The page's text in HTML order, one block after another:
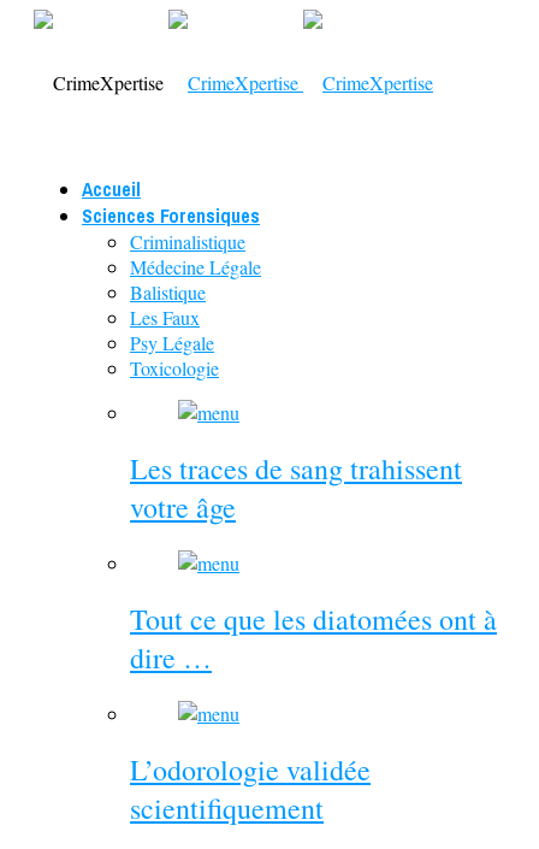
Accueil
Sciences Forensiques
Criminalistique
Médecine Légale
Balistique
Les Faux
Psy Légale
Toxicologie
Les traces de sang trahissent
votre âge
Tout ce que les diatomées ont à
dire …
L’odorologie validée
scientifiquement